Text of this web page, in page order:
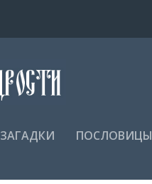
ЗАГАДКИ ПОСЛОВИЦЫ